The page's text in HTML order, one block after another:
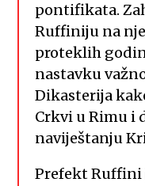
pontifikata.
Ruffiniju na
proteklih
nastavku
Dikasterija
Crkvi u Rimu i
naviještanju
Prefekt Ruffini